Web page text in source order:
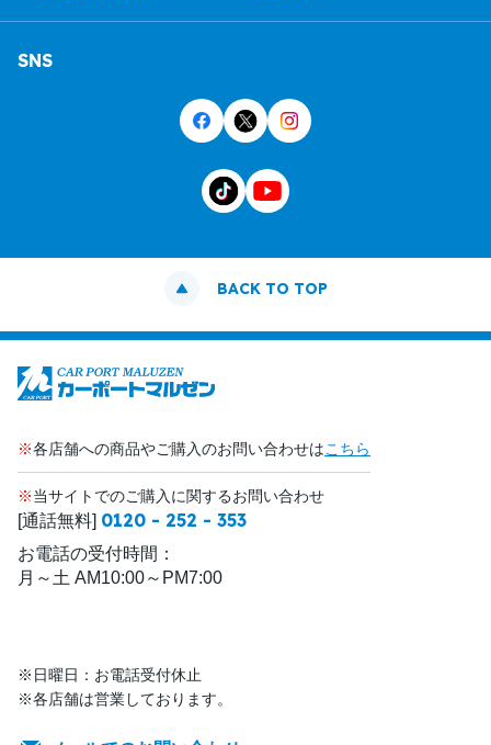
SNS
BACK TO TOP
※各店舗への商品やご購入のお問い合わせはこちら
※当サイトでのご購入に関するお問い合わせ
[通話無料] 0120 - 252 - 353
お電話の受付時間：
月～土 AM10:00～PM7:00
※日曜日：お電話受付休止
※各店舗は営業しております。